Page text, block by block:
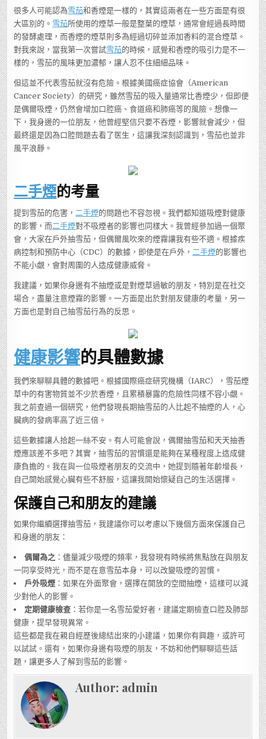
成
怎
樣
的
影
響？
專
不
容
錯
過！
很多人可能認為雪茄和香煙是一樣的，其實這兩者在一些方面是有很
大區別的。 雪茄所使用的煙草一般是整葉的煙草，通常會經過長時間
的發酵處理，而香煙的煙草則多為經過切碎並添加香料的混合煙草。
對我來說，當我第一次嘗試雪茄的時候，感覺和香煙的吸引力是不一
樣的，雪茄的風味更加濃郁，讓人忍不住細細品味。
但這並不代表雪茄就沒有危險。根據美國癌症協會（American
Cancer Society）的研究，雖然雪茄的吸入量通常比香煙少，但即便
是偶爾吸煙，仍然會增加口腔癌、食道癌和肺癌等的風險。想像一
下，我身邊的一位朋友，他曾經堅信只要不吞煙，影響就會減少，但
最終還是因為口腔問題去看了医生，這讓我深刻認識到，雪茄也並非
風平浪靜。
二手煙的考量
提到雪茄的危害， 二手煙的問題也不容忽視。我們都知道吸煙對健康
的影響，而二手煙對不吸煙者的影響也同樣大。我曾經參加過一個聚
會，大家在戶外抽雪茄，但偶爾風吹來的煙霧讓我有些不適。根據疾
病控制和預防中心（CDC）的數據，即使是在戶外， 二手煙的影響也
不能小覷，會對周圍的人造成健康威脅。
我建議，如果你身邊有不抽煙或是對煙草過敏的朋友，特別是在社交
場合，盡量注意煙霧的影響。一方面是出於對朋友健康的考量，另一
方面也是對自己抽雪茄行為的反思。
健康影響的具體數據
我們來聊聊具體的數據吧。根據國際癌症研究機構（IARC），雪茄煙
草中的有害物質並不少於香煙，且累積暴露的危險性同樣不容小覷。
我之前查過一個研究，他們發現長期抽雪茄的人比起不抽煙的人，心
臟病的發病率高了近三倍。
這些數據讓人拾起一絲不安。有人可能會說，偶爾抽雪茄和天天抽香
煙應該差不多吧？其實，抽雪茄的習慣還是能夠在某種程度上造成健
康負擔的。我在與一位吸煙者朋友的交流中，她提到隨著年齡增長，
自己開始感覺心臟有些不舒服，這讓我開始懷疑自己的生活選擇。
保護自己和朋友的建議
如果你繼續選擇抽雪茄，我建議你可以考慮以下幾個方面來保護自己
和身邊的朋友：
偶爾為之 ：儘量減少吸煙的頻率，我發現有時候將焦點放在與朋友
一同享受時光，而不是在意雪茄本身，可以改變吸煙的習慣。
戶外吸煙 ：如果在外面聚會，選擇在開放的空間抽煙，這樣可以減
少對他人的影響。
定期健康檢查 ：若你是一名雪茄愛好者，建議定期檢查口腔及肺部
健康，提早發現異常。
這些都是我在親自經歷後總結出來的小建議，如果你有興趣，或許可
以試試。還有，如果你身邊有吸煙的朋友，不妨和他們聊聊這些話
題，讓更多人了解到雪茄的影響。
Author: admin